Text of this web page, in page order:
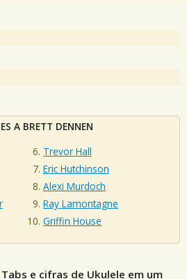
A BRETT DENNEN
Trevor Hall
Eric Hutchinson
Alexi Murdoch
Ray Lamontagne
Griffin House
Tabs e cifras de Ukulele em um